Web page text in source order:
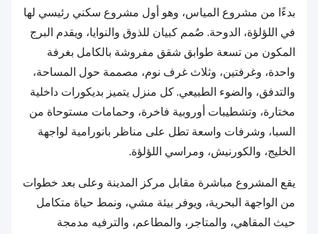
بدءًا من مشروع المياس، وهو أول مشروع سكني رئيسي لها
في اللؤلؤة، الدوحة. صُمم كبيان للذوق والنوايا، ويقدم البرج
المكون من تسعة طوابق شقق مفروشة بالكامل بغرفة
واحدة، وغرفتين، وثلاث غرف نوم، مصممة حول المساحة،
والتدفق، والضوء الطبيعي. كل منزل يتميز بديكورات داخلية
مختارة، وتشطيبات أوروبية فاخرة، وحمامات مستوحاة من
السبا، وشرفات واسعة تطل على مناظر بانورامية لواجهة
الخليج، والكورنيش، ومراسي اللؤلؤة.
يقع المشروع مباشرة مقابل مركز المدينة وعلى بعد خطوات
من الواجهة البحرية، ويوفر بيئة مشي، ونمط حياة متكامل
حيث المقاهي، والمتاجر، والمطاعم، والترفيه مدمجة